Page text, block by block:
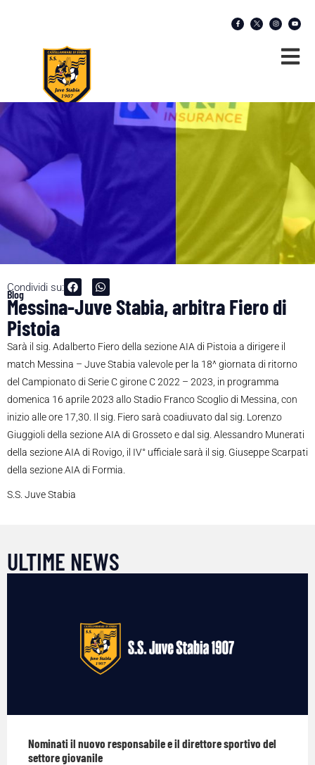
Condividi su:
Blog
Messina-Juve Stabia, arbitra Fiero di
Pistoia
Sarà il sig. Adalberto Fiero della sezione AIA di Pistoia a dirigere il
match Messina – Juve Stabia valevole per la 18^ giornata di ritorno
del Campionato di Serie C girone C 2022 – 2023, in programma
domenica 16 aprile 2023 allo Stadio Franco Scoglio di Messina, con
inizio alle ore 17,30. Il sig. Fiero sarà coadiuvato dal sig. Lorenzo
Giuggioli della sezione AIA di Grosseto e dal sig. Alessandro Munerati
della sezione AIA di Rovigo, il IV° ufficiale sarà il sig. Giuseppe Scarpati
della sezione AIA di Formia.
S.S. Juve Stabia
ULTIME NEWS
Nominati il nuovo responsabile e il direttore sportivo del
settore giovanile